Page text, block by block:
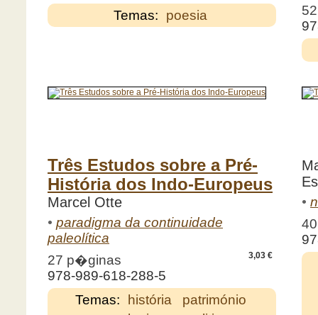
Temas:
poesia
Três Estudos sobre a Pré-
História dos Indo-Europeus
Marcel Otte
• paradigma da continuidade
paleolítica
3,03 €
27 p�ginas
978-989-618-288-5
Temas:
história
património
•